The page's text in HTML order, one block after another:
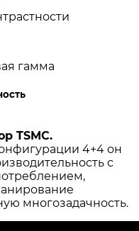
гамма
TSMC.
4+4 он
с
многозадачность.